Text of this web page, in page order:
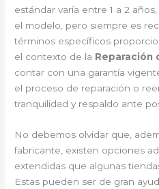
estándar varía entre 1 a 2
el modelo, pero siempre es
términos específicos
el contexto de la Reparación
contar con una garantía
el proceso de reparación o
tranquilidad y respaldo ante
No debemos olvidar que,
fabricante, existen opciones
extendidas que algunas
Estas pueden ser de gran